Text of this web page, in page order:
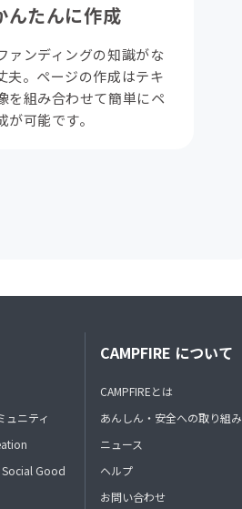
んたんに作成
ァンディングの知識がな
夫。ページの作成はテキ
を組み合わせて簡単にペ
が可能です。
ュニティ
Social Good
CAMPFIRE について
CAMPFIREとは
あんしん・安全への取り組み
ニュース
ヘルプ
お問い合わせ